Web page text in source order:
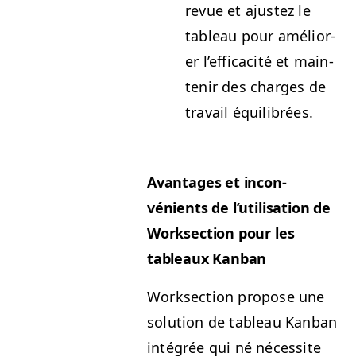
revue et ajustez le
tableau pour amélior­
er l’ef­fi­cac­ité et main­
tenir des charges de
tra­vail équilibrées.
Avan­tages et incon­
vénients de l’u­til­i­sa­tion de
Work­sec­tion pour les
tableaux Kanban
Work­sec­tion pro­pose une
solu­tion de tableau Kan­ban
inté­grée qui né néces­site